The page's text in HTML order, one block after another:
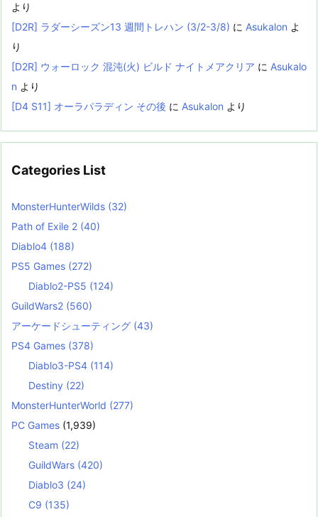
より
[D2R] ラダーシーズン13 週間トレハン (3/2-3/8) に Asukalon よ
り
[D2R] ウォーロック 混沌(火) ビルド ナイトメアクリア に Asukalo
n より
[D4 S11] オーラパラディン その後 に Asukalon より
Categories List
MonsterHunterWilds (32)
Path of Exile 2 (40)
Diablo4 (188)
PS5 Games (272)
Diablo2-PS5 (124)
GuildWars2 (560)
アーケードシューティング (43)
PS4 Games (378)
Diablo3-PS4 (114)
Destiny (22)
MonsterHunterWorld (277)
PC Games (1,939)
Steam (22)
GuildWars (420)
Diablo3 (24)
C9 (135)